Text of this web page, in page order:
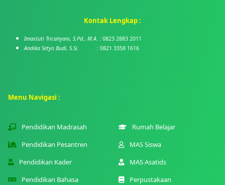
Kontak Lengkap :
Imastuti Tricahyani, S.Pd., M.A. : 0823 2883 2011
Andika Setyo Budi, S.Si. : 0821 3358 1616
Menu Navigasi :
Pendidikan Madrasah
Pendidikan Pesantren
Pendidikan Kader
Pendidikan Bahasa
Rumah Belajar
MAS Siswa
MAS Asatids
Perpustakaan